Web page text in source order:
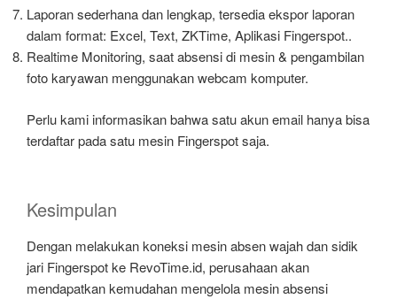
Laporan sederhana dan lengkap, tersedia ekspor laporan
dalam format: Excel, Text, ZKTime, Aplikasi Fingerspot..
Realtime Monitoring, saat absensi di mesin & pengambilan
foto karyawan menggunakan webcam komputer.
Perlu kami informasikan bahwa satu akun email hanya bisa
terdaftar pada satu mesin Fingerspot saja.
Kesimpulan
Dengan melakukan koneksi mesin absen wajah dan sidik
jari Fingerspot ke RevoTime.id, perusahaan akan
mendapatkan kemudahan mengelola mesin absensi